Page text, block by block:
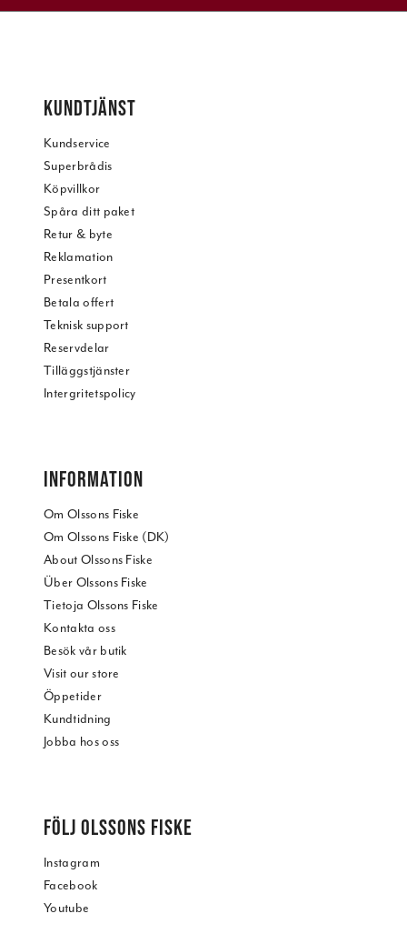
KUNDTJÄNST
Kundservice
Superbrådis
Köpvillkor
Spåra ditt paket
Retur & byte
Reklamation
Presentkort
Betala offert
Teknisk support
Reservdelar
Tilläggstjänster
Intergritetspolicy
INFORMATION
Om Olssons Fiske
Om Olssons Fiske (DK)
About Olssons Fiske
Über Olssons Fiske
Tietoja Olssons Fiske
Kontakta oss
Besök vår butik
Visit our store
Öppetider
Kundtidning
Jobba hos oss
FÖLJ OLSSONS FISKE
Instagram
Facebook
Youtube